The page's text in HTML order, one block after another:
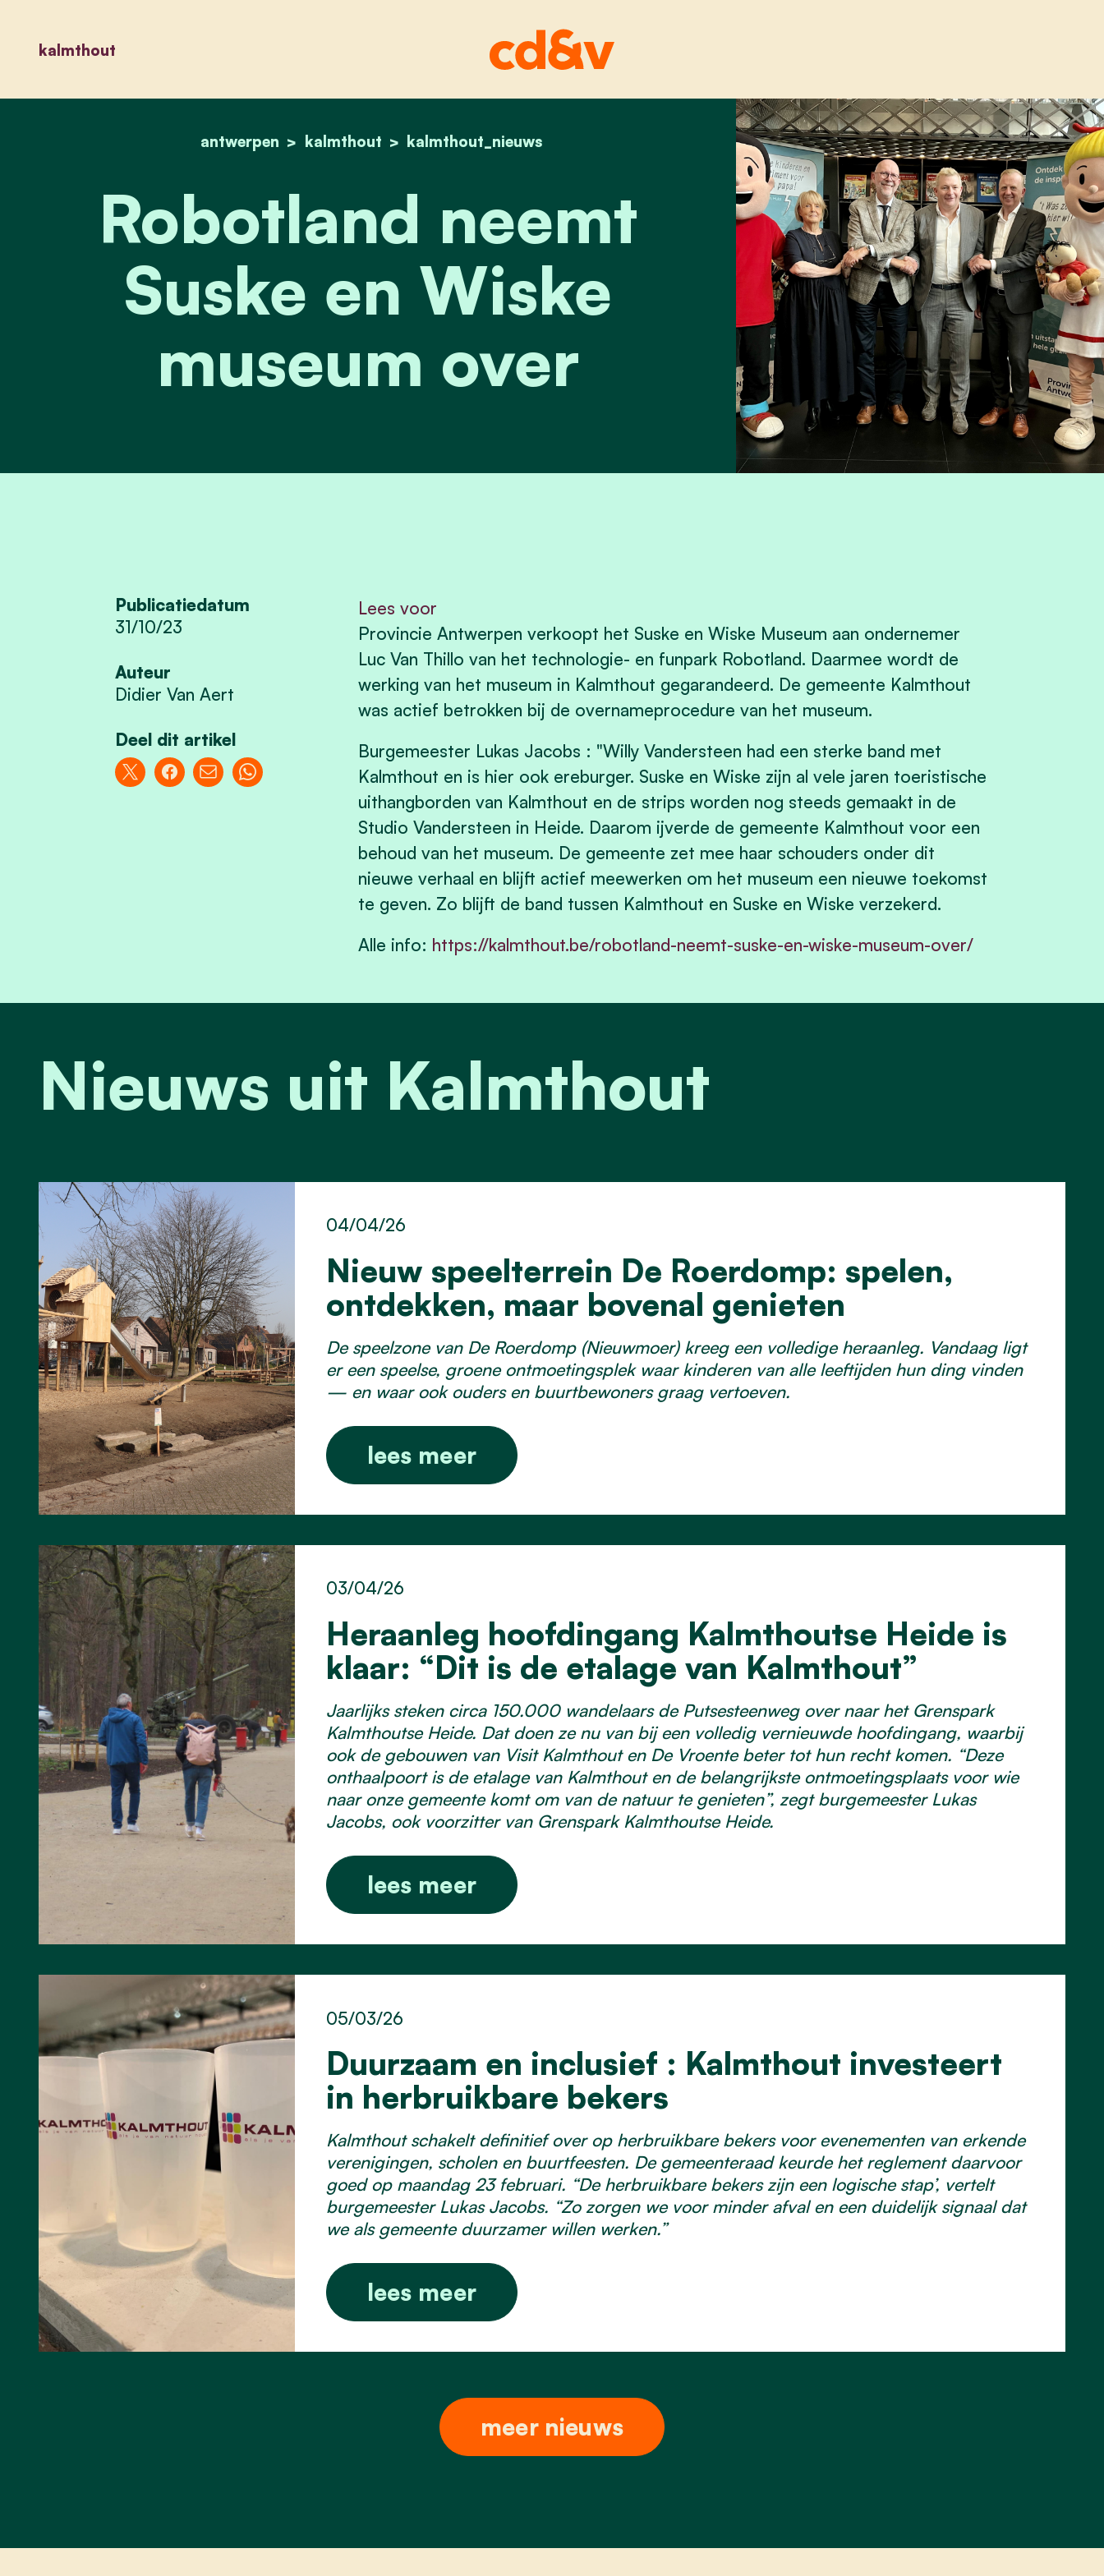
kalmthout
home
antwerpen kalmthout kalmthout_nieuws
robotland neemt suske en wiske museum over
Robotland neemt
Suske en Wiske
museum over
Publicatiedatum
31/10/23
Auteur
Didier Van Aert
Deel dit artikel
Lees voor
Provincie Antwerpen verkoopt het Suske en Wiske Museum aan ondernemer
Luc Van Thillo van het technologie- en funpark Robotland. Daarmee wordt de
werking van het museum in Kalmthout gegarandeerd. De gemeente Kalmthout
was actief betrokken bij de overnameprocedure van het museum.
Burgemeester Lukas Jacobs : "Willy Vandersteen had een sterke band met
Kalmthout en is hier ook ereburger. Suske en Wiske zijn al vele jaren toeristische
uithangborden van Kalmthout en de strips worden nog steeds gemaakt in de
Studio Vandersteen in Heide. Daarom ijverde de gemeente Kalmthout voor een
behoud van het museum. De gemeente zet mee haar schouders onder dit
nieuwe verhaal en blijft actief meewerken om het museum een nieuwe toekomst
te geven. Zo blijft de band tussen Kalmthout en Suske en Wiske verzekerd.
Alle info: https://kalmthout.be/robotland-neemt-suske-en-wiske-museum-over/
Nieuws uit Kalmthout
Nieuw speelterrein De Roerdomp: spelen,
ontdekken, maar bovenal genieten
04/04/26
De speelzone van De Roerdomp (Nieuwmoer) kreeg een volledige heraanleg. Vandaag ligt
er een speelse, groene ontmoetingsplek waar kinderen van alle leeftijden hun ding vinden
— en waar ook ouders en buurtbewoners graag vertoeven.
lees meer
Heraanleg hoofdingang Kalmthoutse Heide is
klaar: “Dit is de etalage van Kalmthout”
03/04/26
Jaarlijks steken circa 150.000 wandelaars de Putsesteenweg over naar het Grenspark
Kalmthoutse Heide. Dat doen ze nu van bij een volledig vernieuwde hoofdingang, waarbij
ook de gebouwen van Visit Kalmthout en De Vroente beter tot hun recht komen. “Deze
onthaalpoort is de etalage van Kalmthout en de belangrijkste ontmoetingsplaats voor wie
naar onze gemeente komt om van de natuur te genieten”, zegt burgemeester Lukas
Jacobs, ook voorzitter van Grenspark Kalmthoutse Heide.
lees meer
Duurzaam en inclusief : Kalmthout investeert
in herbruikbare bekers
05/03/26
Kalmthout schakelt definitief over op herbruikbare bekers voor evenementen van erkende
verenigingen, scholen en buurtfeesten. De gemeenteraad keurde het reglement daarvoor
goed op maandag 23 februari. “De herbruikbare bekers zijn een logische stap’, vertelt
burgemeester Lukas Jacobs. “Zo zorgen we voor minder afval en een duidelijk signaal dat
we als gemeente duurzamer willen werken.”
lees meer
meer nieuws